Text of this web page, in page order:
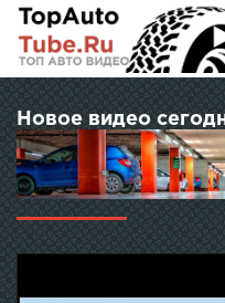
Новое видео